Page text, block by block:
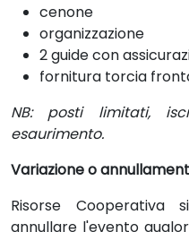
cenone
organizzazione
2 guide con
fornitura torcia
NB: posti limitati,
esaurimento.
Variazione o
Risorse
annullare l'evento